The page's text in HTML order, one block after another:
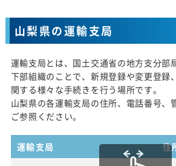
山梨県の運輸支局
運輸支局とは、国土交通省の地方支分部
下部組織のことで、新規登録や変更登録
関する様々な手続きを行う場所です。
山梨県の各運輸支局の住所、電話番号、
ご参照ください。
運輸支局 住